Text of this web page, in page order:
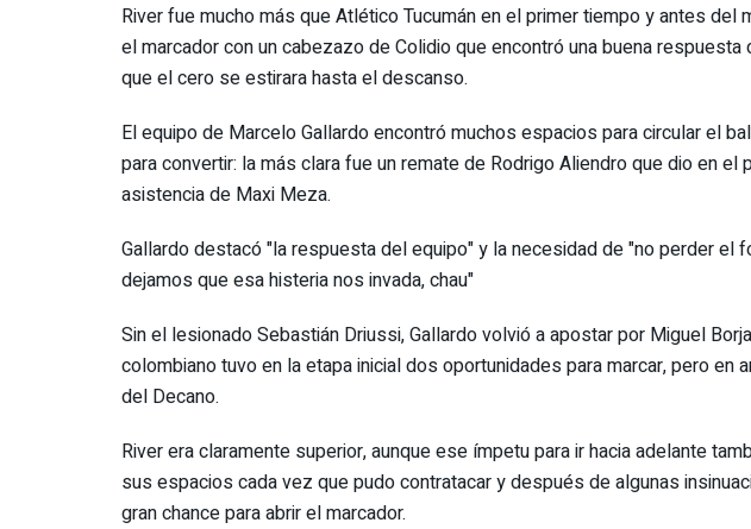
River fue mucho más que Atlético Tucumán en el primer tiempo y antes del
el marcador con un cabezazo de Colidio que encontró una buena
que el cero se estirara hasta el descanso.
El equipo de Marcelo Gallardo encontró muchos espacios para circular el
para convertir: la más clara fue un remate de Rodrigo Aliendro que dio en
asistencia de Maxi Meza.
Gallardo destacó "la respuesta del equipo" y la necesidad de "no perder el
dejamos que esa histeria nos invada, chau"
Sin el lesionado Sebastián Driussi, Gallardo volvió a apostar por Miguel
colombiano tuvo en la etapa inicial dos oportunidades para marcar, pero en
del Decano.
River era claramente superior, aunque ese ímpetu para ir hacia adelante
sus espacios cada vez que pudo contratacar y después de algunas
gran chance para abrir el marcador.